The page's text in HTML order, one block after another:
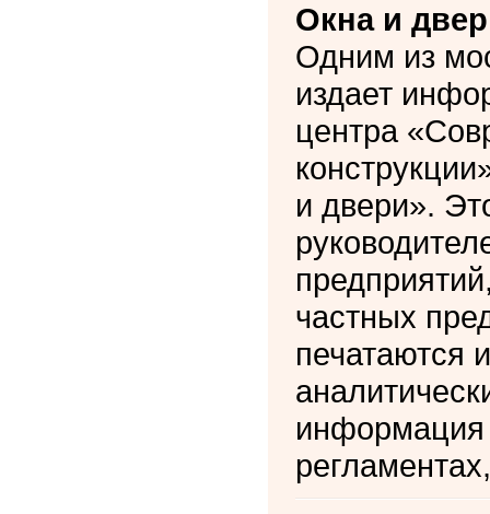
Окна и
Одним из
издает
центра
и двери».
частных
печатаются
информация